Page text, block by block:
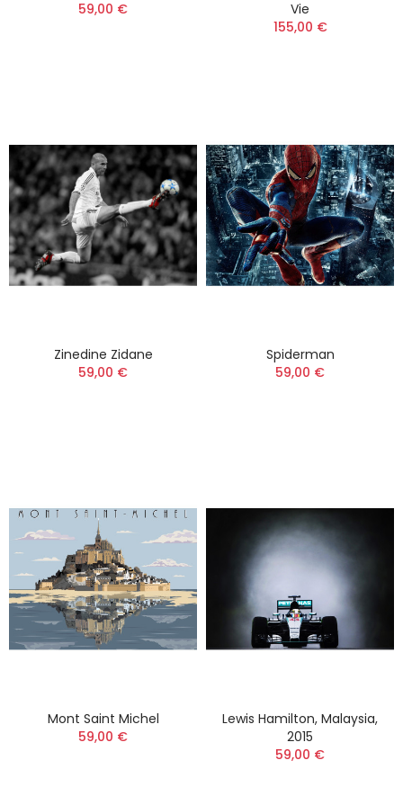
59,00 €
Vie
155,00 €
Zinedine Zidane
59,00 €
Spiderman
59,00 €
Mont Saint Michel
59,00 €
Lewis Hamilton, Malaysia,
2015
59,00 €